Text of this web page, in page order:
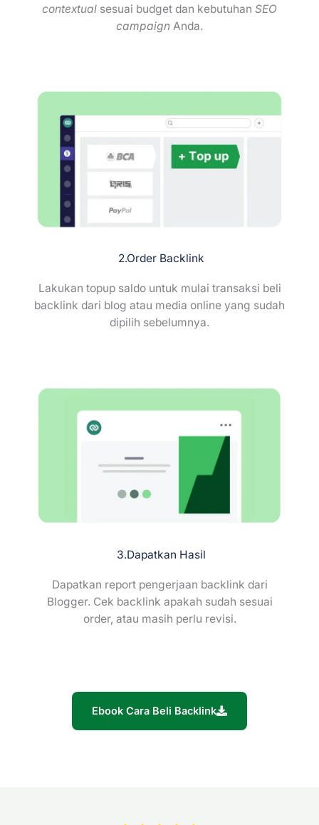
contextual sesuai budget dan kebutuhan SEO
campaign Anda.
2.Order Backlink
Lakukan topup saldo untuk mulai transaksi beli
backlink dari blog atau media online yang sudah
dipilih sebelumnya.
3.Dapatkan Hasil
Dapatkan report pengerjaan backlink dari
Blogger. Cek backlink apakah sudah sesuai
order, atau masih perlu revisi.
Ebook Cara Beli Backlink